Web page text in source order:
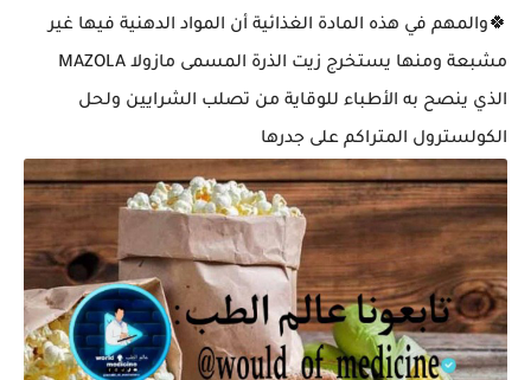
🍀والمهم في هذه المادة الغذائية أن المواد الدهنية فيها غير
مشبعة ومنها يستخرج زيت الذرة المسمى مازولا MAZOLA
الذي ينصح به الأطباء للوقاية من تصلب الشرايين ولحل
الكولسترول المتراكم على جدرها